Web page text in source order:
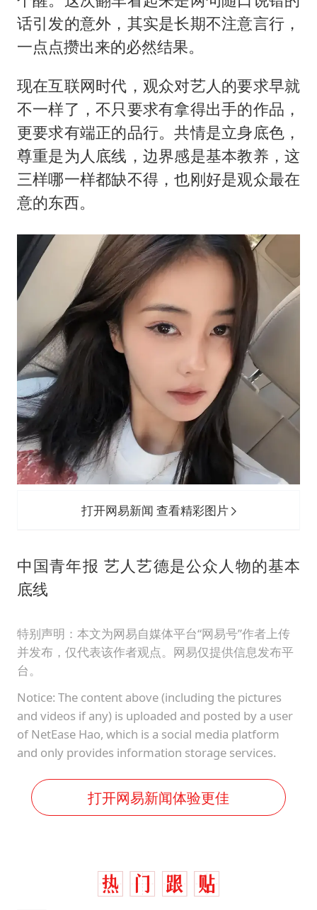
话引发的意外，其实是长期不注意言行，
一点点攒出来的必然结果。
现在互联网时代，观众对艺人的要求早就
不一样了，不只要求有拿得出手的作品，
更要求有端正的品行。共情是立身底色，
尊重是为人底线，边界感是基本教养，这
三样哪一样都缺不得，也刚好是观众最在
意的东西。
打开网易新闻 查看精彩图片
中国青年报 艺人艺德是公众人物的基本
底线
特别声明：本文为网易自媒体平台“网易号”作者上传
并发布，仅代表该作者观点。网易仅提供信息发布平
台。
Notice: The content above (including the pictures
and videos if any) is uploaded and posted by a user
of NetEase Hao, which is a social media platform
and only provides information storage services.
打开网易新闻体验更佳